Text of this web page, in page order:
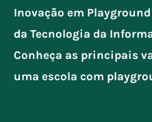
Inovação em
da Tecnologia da
Conheça as principais
uma escola com